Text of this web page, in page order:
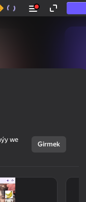
we
Girmek